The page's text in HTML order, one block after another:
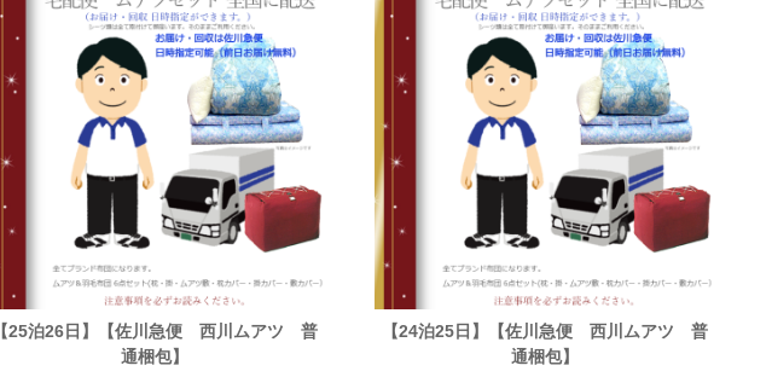
【25泊26日】【佐川急便 西川ムアツ 普
通梱包】
【24泊25日】【佐川急便 西川ムアツ 普
通梱包】